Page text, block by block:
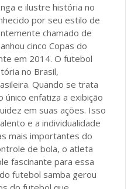
e ilustre história no
por seu estilo de
chamado de
cinco Copas do
em 2014. O futebol
no Brasil,
Quando se trata
enfatiza a exibição
em suas ações. Isso
e a individualidade
mais importantes do
de bola, o atleta
fascinante para essa
futebol samba gerou